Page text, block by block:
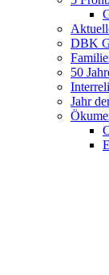
DBK
50
Jahr